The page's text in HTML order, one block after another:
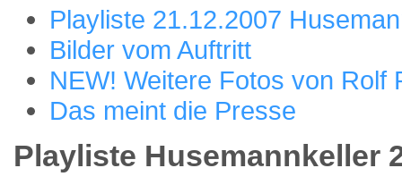
Playliste 21.12.2007
Bilder vom Auftritt
NEW! Weitere Fotos von Rolf
Das meint die Presse
Playliste Husemannkeller